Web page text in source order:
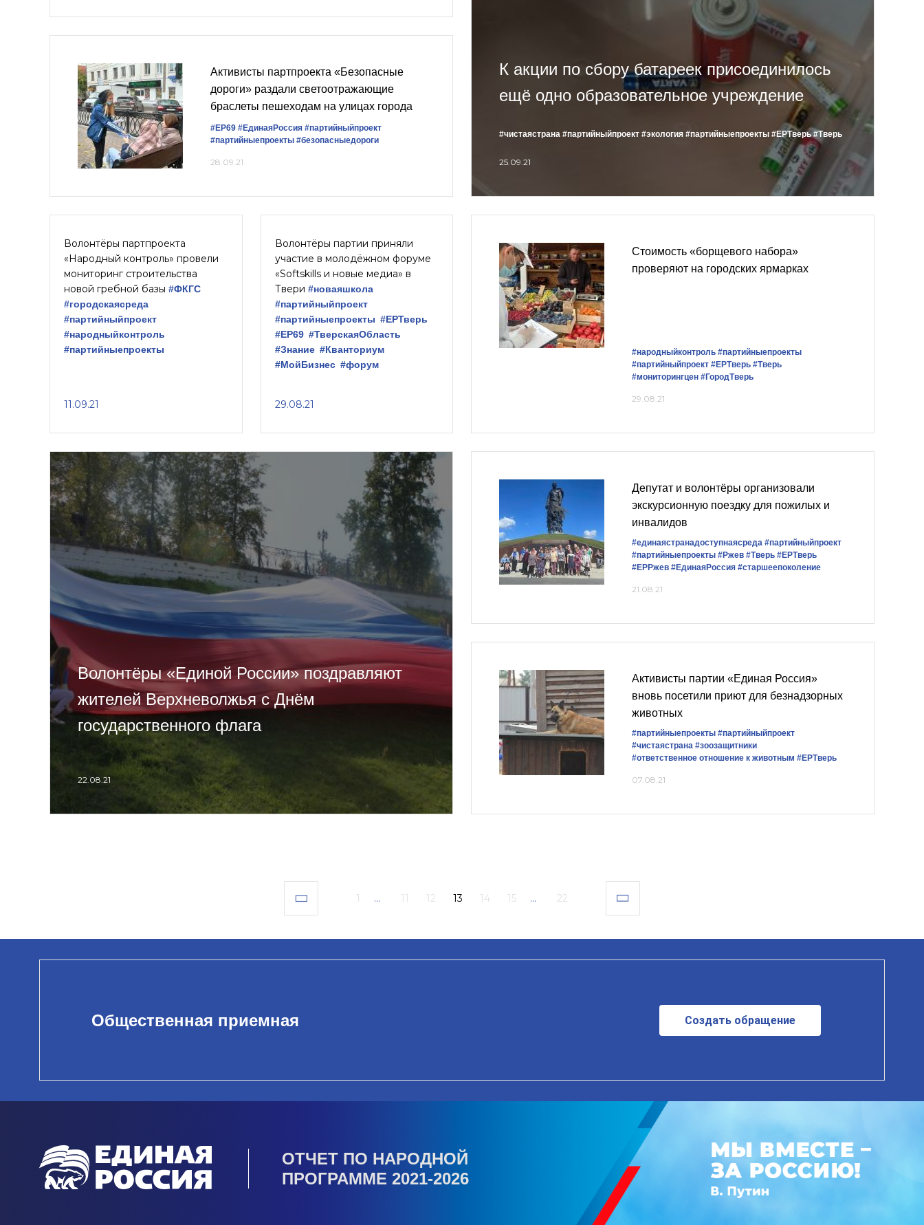
Активисты партпроекта «Безопасные
дороги» раздали светоотражающие
браслеты пешеходам на улицах города
#ЕР69 #‎ЕдинаяРоссия #партийныйпроект
#партийныепроекты #безопасныедороги
28.09.21
К акции по сбору батареек присоединилось
ещё одно образовательное учреждение
#чистаястрана #партийныйпроект #экология #партийныепроекты #ЕРТверь #Тверь
25.09.21
Волонтёры партпроекта
«Народный контроль» провели
мониторинг строительства
новой гребной базы #ФКГС
#городскаясреда
#партийныйпроект
#народныйконтроль
#партийныепроекты
11.09.21
Волонтёры партии приняли
участие в молодёжном форуме
«Softskills и новые медиа» в
Твери #новаяшкола
#партийныйпроект
#партийныепроекты #ЕРТверь
#ЕР69 #ТверскаяОбласть
#Знание #Кванториум
#МойБизнес #форум
29.08.21
Стоимость «борщевого набора»
проверяют на городских ярмарках
#народныйконтроль #партийныепроекты
#партийныйпроект #ЕРТверь #Тверь
#мониторингцен #ГородТверь
29.08.21
Волонтёры «Единой России» поздравляют
жителей Верхневолжья с Днём
государственного флага
22.08.21
Депутат и волонтёры организовали
экскурсионную поездку для пожилых и
инвалидов
#единаястранадоступнаясреда #партийныйпроект
#партийныепроекты #Ржев #Тверь #ЕРТверь
#ЕРРжев #ЕдинаяРоссия #старшеепоколение
21.08.21
Активисты партии «Единая Россия»
вновь посетили приют для безнадзорных
животных
#партийныепроекты #партийныйпроект
#чистаястрана #зоозащитники
#ответственное отношение к животным #ЕРТверь
07.08.21
1 ... 11 12 13 14 15 ... 22
Общественная приемная Создать обращение
ОТЧЕТ ПО НАРОДНОЙ
ПРОГРАММЕ 2021-2026